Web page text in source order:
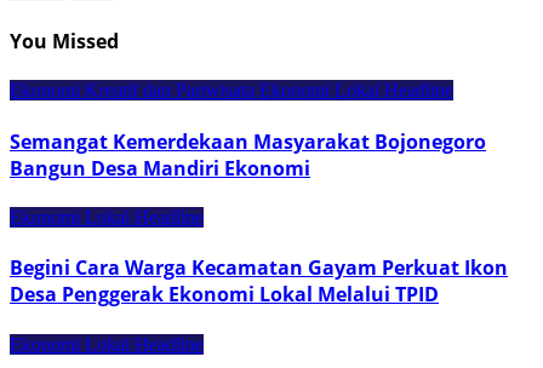
You Missed
Ekonomi Kreatif dan Pariwisata Ekonomi Lokal Headline
Semangat Kemerdekaan Masyarakat Bojonegoro
Bangun Desa Mandiri Ekonomi
Ekonomi Lokal Headline
Begini Cara Warga Kecamatan Gayam Perkuat Ikon
Desa Penggerak Ekonomi Lokal Melalui TPID
Ekonomi Lokal Headline